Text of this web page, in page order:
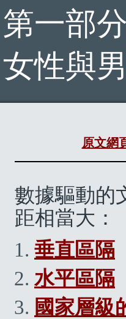
第一部
女性與
原文網
數據驅動的
距相當大：
垂直區隔
水平區隔
國家層級